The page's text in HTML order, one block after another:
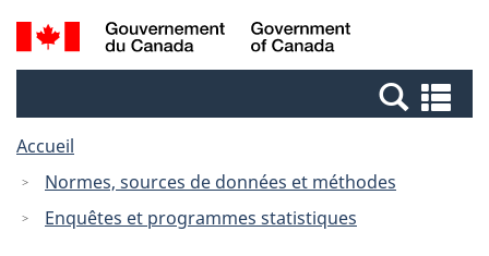
Passer
au
Passer
à
Canada
Recherche
et
et
Accueil
Normes, sources de données et méthodes
Enquêtes et programmes statistiques